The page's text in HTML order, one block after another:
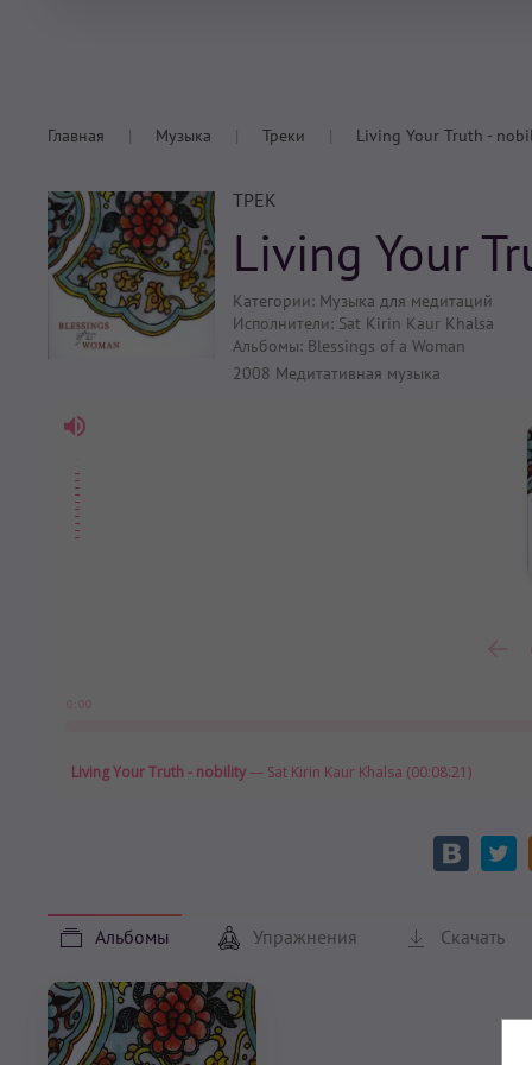
Главная Музыка Треки Living Your Truth -
ТРЕК
Living Your
Категории: Музыка для медитаций
Исполнители: Sat Kirin Kaur Khalsa
Альбомы: Blessings of a Woman
2008 Медитативная музыка
0:00
Living Your Truth - nobility— Sat Kirin Kaur Khalsa (00:08:21)
Альбомы Упражнения Скачать